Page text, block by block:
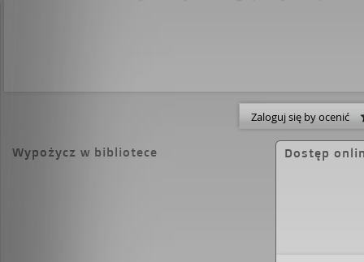
Zaloguj się by ocenić
Wypożycz w bibliotece Dostęp